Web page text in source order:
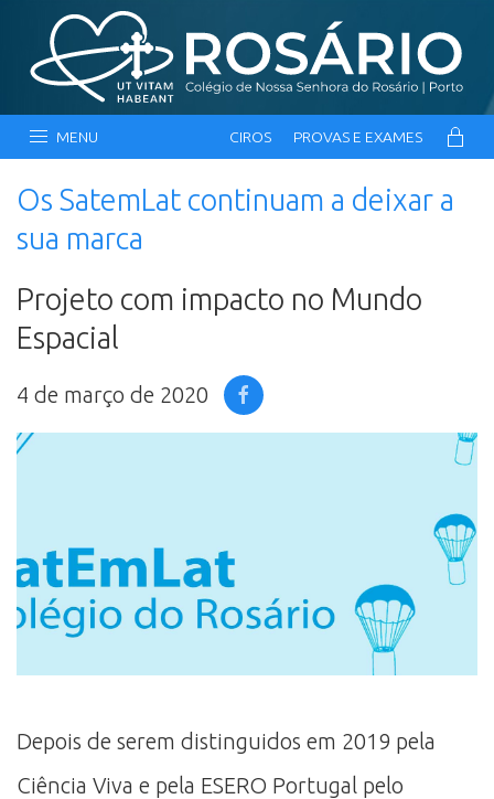
MENU CIROS PROVAS E EXAMES
Os SatemLat continuam a deixar a
sua marca
Projeto com impacto no Mundo
Espacial
4 de março de 2020
Depois de serem distinguidos em 2019 pela
Ciência Viva e pela ESERO Portugal pelo